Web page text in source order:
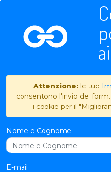
Attenzione: le tue
consentono l'invio del
i cookie per il
Nome e Cognome
E-mail